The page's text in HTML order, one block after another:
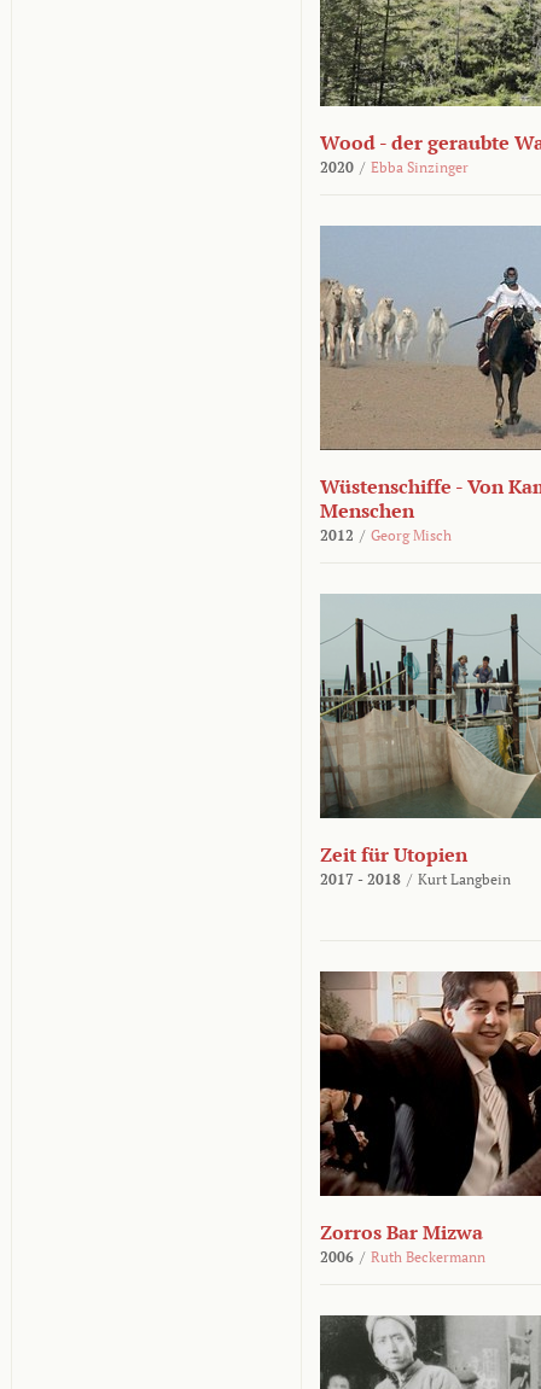
Wood - der geraubte
2020 / Ebba Sinzinger
Wüstenschiffe - Von
Menschen
2012 / Georg Misch
Zeit für Utopien
2017 - 2018 / Kurt Langbein
Zorros Bar Mizwa
2006 / Ruth Beckermann